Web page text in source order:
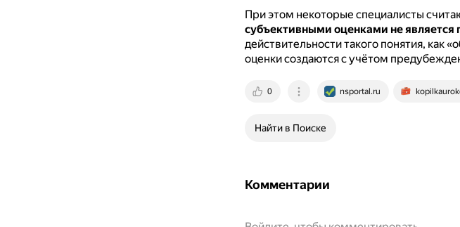
При этом некоторые специалисты
субъективными оценками не
действительности такого понятия, как
оценки создаются с учётом
0 nsportal.ru
Найти в Поиске
Комментарии